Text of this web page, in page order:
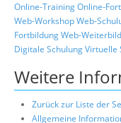
Online-TrainingOnline-
Web-WorkshopWeb-
FortbildungWeb-
Digitale SchulungVirtuelle
Weitere
Zurück zur Liste der
Allgemeine